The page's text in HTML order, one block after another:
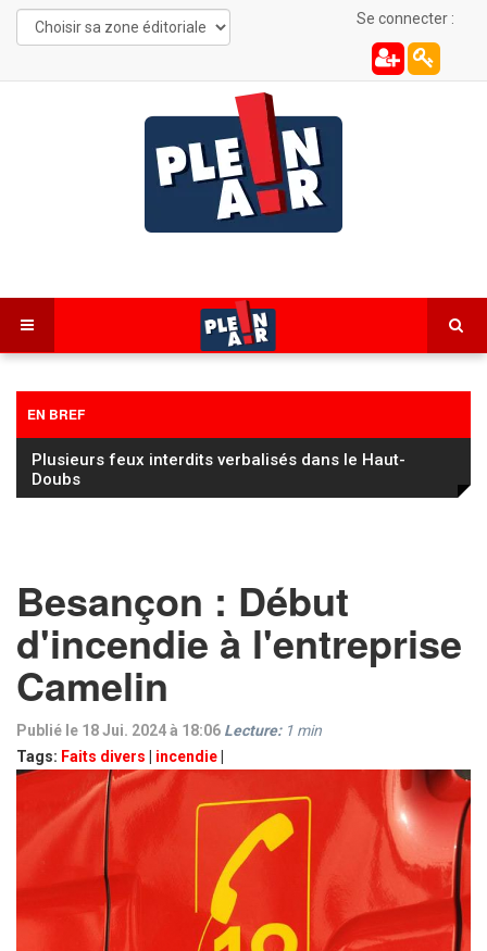
Se connecter :
EN BREF
Les Combes : une automobiliste de 22 ans
désincarcérée
Besançon : Début
d'incendie à l'entreprise
Camelin
Publié le 18 Jui. 2024 à 18:06
Tags: Faits divers incendie
Lecture: 1 min